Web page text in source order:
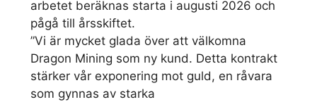
arbetet beräknas starta i augusti 2026 och
pågå till årsskiftet.
”Vi är mycket glada över att välkomna
Dragon Mining som ny kund. Detta kontrakt
stärker vår exponering mot guld, en råvara
som gynnas av starka